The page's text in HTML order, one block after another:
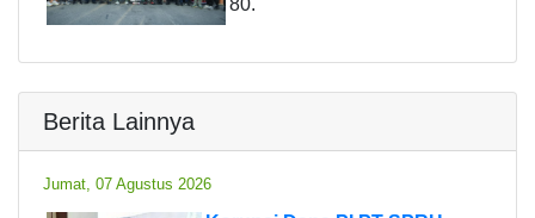
Berita Lainnya
Jumat, 07 Agustus 2026